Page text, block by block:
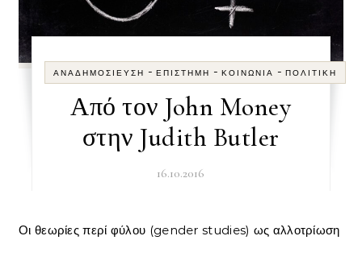
ΑΝΑΔΗΜΟΣΊΕΥΣΗ -ΕΠΙΣΤΉΜΗ -ΚΟΙΝΩΝΊΑ -ΠΟΛΙΤΙΚΉ
Από τον John Money
στην Judith Butler
16.10.2016
Οι θεωρίες περί φύλου (gender studies) ως αλλοτρίωση